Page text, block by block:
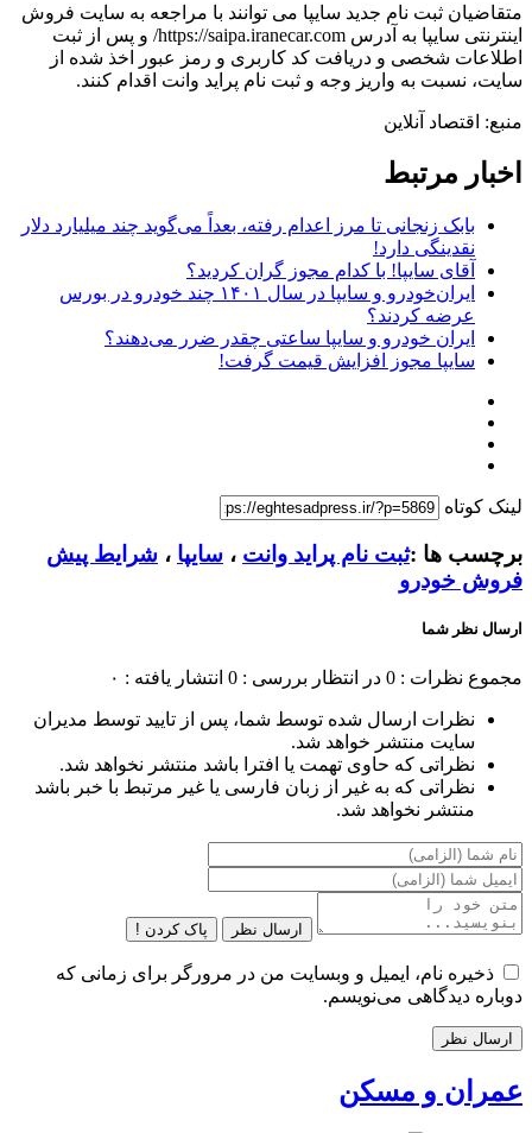
متقاضیان ثبت نام جدید سایپا می توانند با مراجعه به سایت فروش
اینترنتی سایپا به آدرس https://saipa.iranecar.com/ و پس از ثبت
اطلاعات شخصی و دریافت کد کاربری و رمز عبور اخذ شده از
سایت، نسبت به واریز وجه و ثبت نام پراید وانت اقدام کنند.
منبع: اقتصاد آنلاین
اخبار مرتبط
بابک زنجانی تا مرز اعدام رفته، بعداً می‌گوید چند میلیارد دلار
نقدینگی دارد!
آقای سایپا! با کدام مجوز گران کردید؟
ایران‌خودرو و سایپا در سال ۱۴۰۱ چند خودرو در بورس
عرضه کردند؟
ایران خودرو و سایپا ساعتی چقدر ضرر می‌دهند؟
سایپا مجوز افزایش قیمت گرفت!
لینک کوتاه
برچسب ها :ثبت نام پراید وانت ، سایپا ، شرایط پیش
فروش خودرو
ارسال نظر شما
مجموع نظرات : 0 در انتظار بررسی : 0 انتشار یافته : ۰
نظرات ارسال شده توسط شما، پس از تایید توسط مدیران
سایت منتشر خواهد شد.
نظراتی که حاوی تهمت یا افترا باشد منتشر نخواهد شد.
نظراتی که به غیر از زبان فارسی یا غیر مرتبط با خبر باشد
منتشر نخواهد شد.
ارسال نظر پاک کردن !
ذخیره نام، ایمیل و وبسایت من در مرورگر برای زمانی که
دوباره دیدگاهی می‌نویسم.
عمران و مسکن